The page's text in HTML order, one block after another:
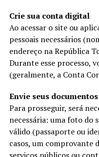
Crie sua conta digital
Ao acessar o site ou
pessoais necessários
endereço na República
Durante esse processo,
(geralmente, a Conta
Envie seus documentos
Para prosseguir, será
necessária: uma foto do
válido (passaporte ou
casos, um comprovante